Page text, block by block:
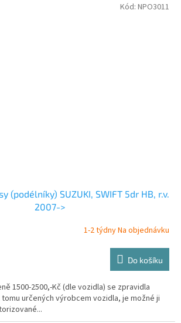
(podélníky) SUZUKI, SWIFT 5dr HB, r.v.
2007->
1-2 týdny Na objednávku
Do košíku
1500-2500,-Kč (dle vozidla) se zpravidla
určených výrobcem vozidla, je možné ji
Kód: NPO3011